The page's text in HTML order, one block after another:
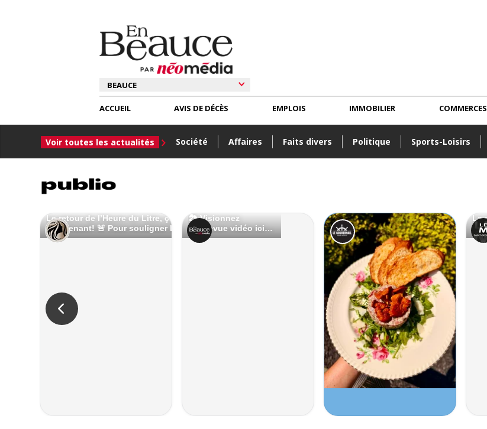
ACCUEIL
Voir toutes les actualités Société Affaires Faits divers Politique Sports-Loisirs
AVIS DE DÉCÈS EMPLOIS IMMOBILIER COMMERCES